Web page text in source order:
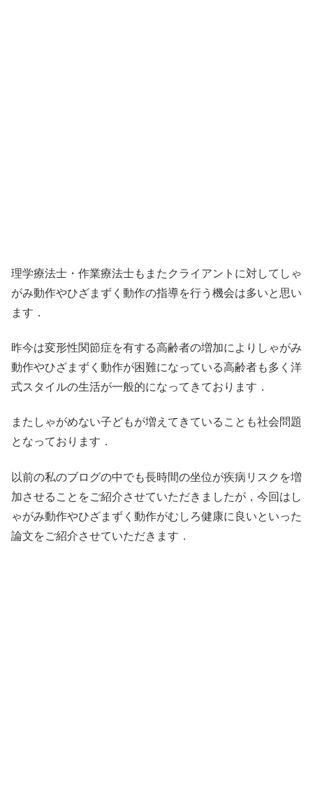
理学療法士・作業療法士もまたクライアントに対してしゃ
がみ動作やひざまずく動作の指導を行う機会は多いと思い
ます．
昨今は変形性関節症を有する高齢者の増加によりしゃがみ
動作やひざまずく動作が困難になっている高齢者も多く洋
式スタイルの生活が一般的になってきております．
またしゃがめない子どもが増えてきていることも社会問題
となっております．
以前の私のブログの中でも長時間の坐位が疾病リスクを増
加させることをご紹介させていただきましたが，今回はし
ゃがみ動作やひざまずく動作がむしろ健康に良いといった
論文をご紹介させていただきます．